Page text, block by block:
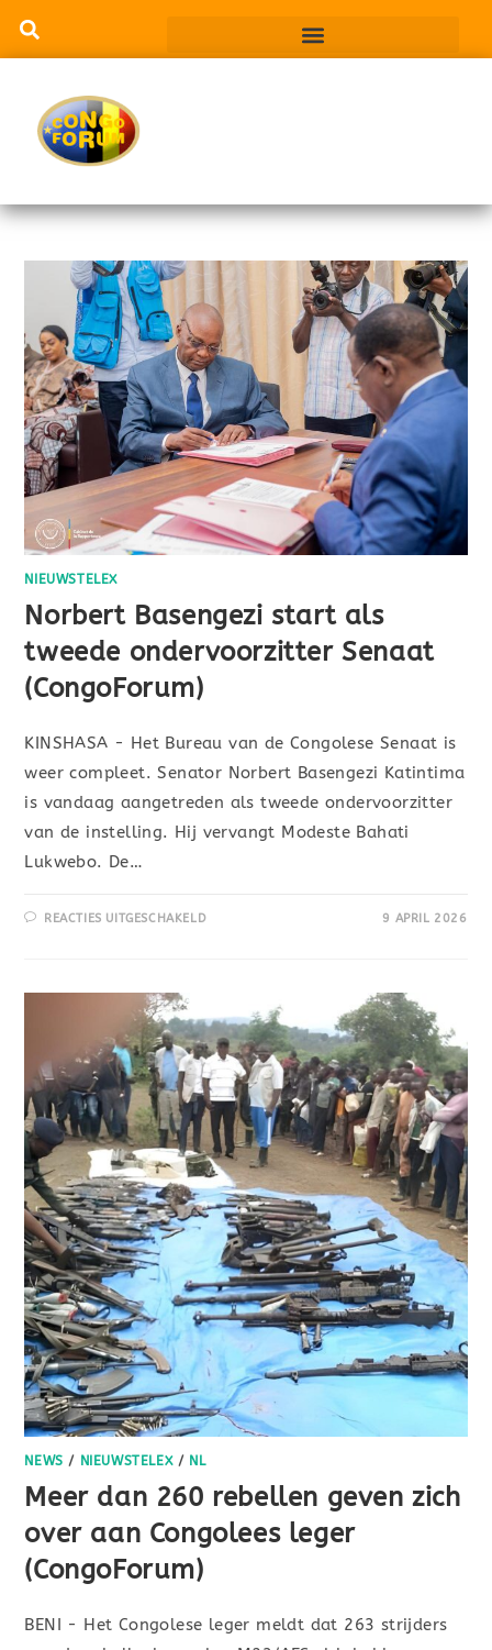
NIEUWSTELEX
Norbert Basengezi start als
tweede ondervoorzitter Senaat
(CongoForum)
KINSHASA - Het Bureau van de Congolese Senaat is
weer compleet. Senator Norbert Basengezi Katintima
is vandaag aangetreden als tweede ondervoorzitter
van de instelling. Hij vervangt Modeste Bahati
Lukwebo. De…
REACTIES UITGESCHAKELD 9 APRIL 2026
NEWS / NIEUWSTELEX/ NL
Meer dan 260 rebellen geven zich
over aan Congolees leger
(CongoForum)
BENI - Het Congolese leger meldt dat 263 strijders